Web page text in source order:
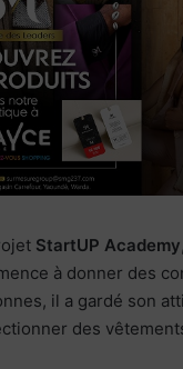
StartUP Academy
à donner des
il a gardé son
des